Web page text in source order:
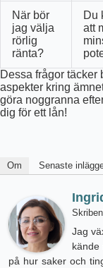
När bör
jag välja
rörlig
ränta?
Du
att
Dessa frågor täcker
aspekter kring
göra noggranna
dig för ett lån!
Om Senaste
Jag
kände
på hur saker och